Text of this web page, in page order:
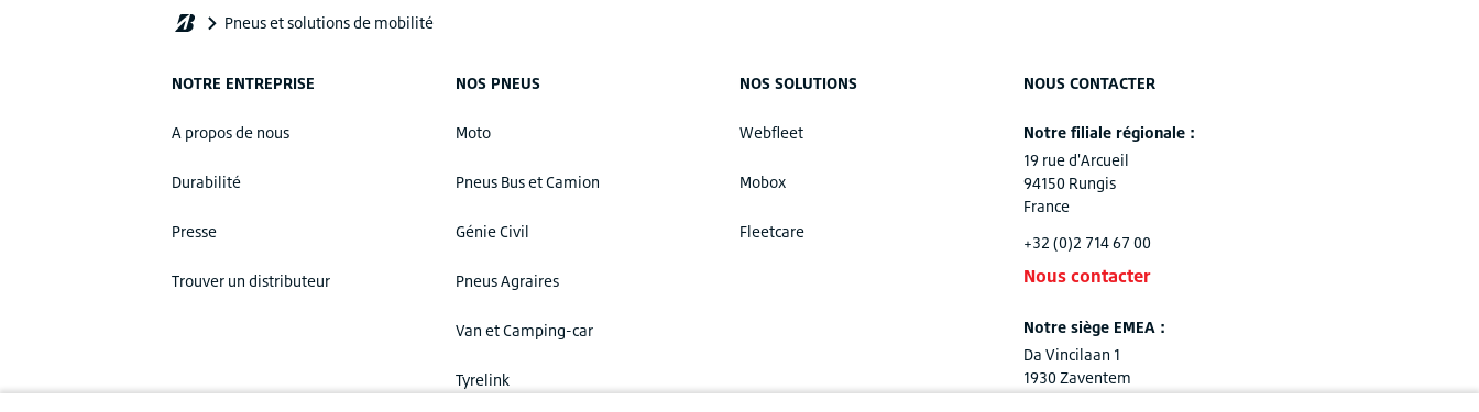
NOTRE ENTREPRISE
A propos de nous
Durabilité
Presse
Trouver un distributeur
NOS PNEUS
Moto
Pneus Bus et Camion
Génie Civil
Pneus Agraires
Van et Camping-car
Tyrelink
NOS SOLUTIONS
Webfleet
Mobox
Fleetcare
NOUS CONTACTER
Notre filiale régionale :
19 rue d'Arcueil
94150 Rungis
France
+32 (0)2 714 67 00
Nous contacter
Notre siège EMEA :
Da Vincilaan 1
1930 Zaventem